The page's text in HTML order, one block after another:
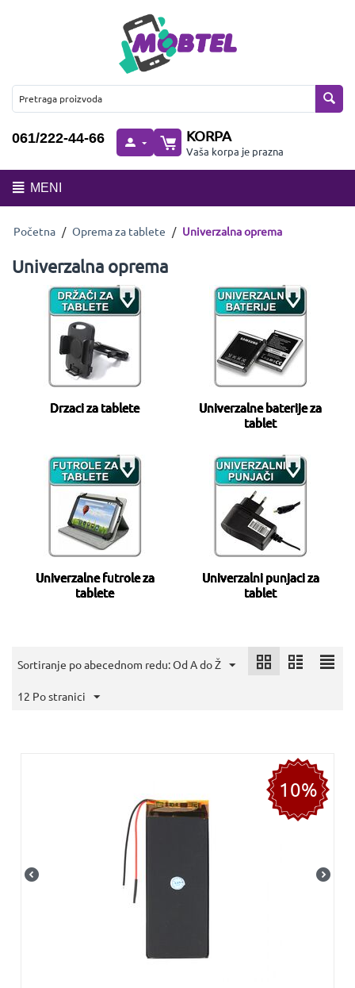
061/222-44-66 KORPA
Vaša korpa je prazna
MENI
Početna / Oprema za tablete / Univerzalna oprema
Univerzalna oprema
Drzaci za tablete
Univerzalne baterije za
tablet
Univerzalne futrole za
tablete
Univerzalni punjaci za
tablet
Sortiranje po abecednom redu: Od A do Ž
12 Po stranici
10%